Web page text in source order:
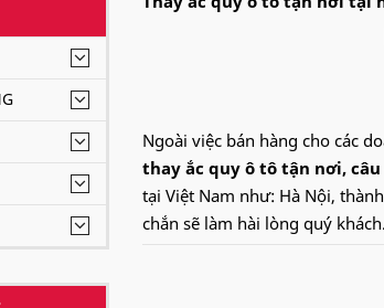
Ngoài việc bán hàng cho các
thay ắc quy ô tô tận nơi,
tại Việt Nam như: Hà Nội,
chắn sẽ làm hài lòng quý khách.
để